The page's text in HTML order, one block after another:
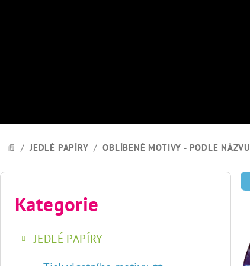
DOMŮ
/ JEDLÉ PAPÍRY / OBLÍBENÉ MOTIVY - PODLE NÁZVU
P
Přeskočit
kategorie
Kategorie
JEDLÉ PAPÍRY